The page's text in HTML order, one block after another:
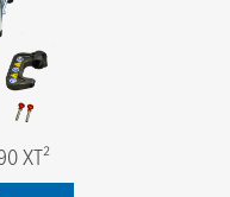
XT²